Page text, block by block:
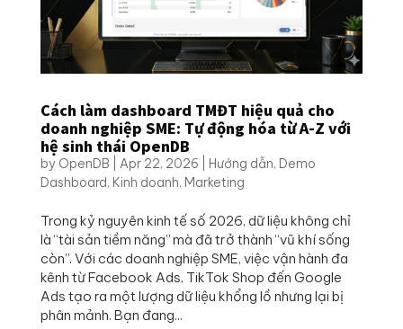
Cách làm dashboard TMĐT hiệu quả cho
doanh nghiệp SME: Tự động hóa từ A-Z với
hệ sinh thái OpenDB
by OpenDB Apr 22, 2026 Hướng dẫn, Demo
Dashboard, Kinh doanh, Marketing
Trong kỷ nguyên kinh tế số 2026, dữ liệu không chỉ
là “tài sản tiềm năng” mà đã trở thành “vũ khí sống
còn”. Với các doanh nghiệp SME, việc vận hành đa
kênh từ Facebook Ads, TikTok Shop đến Google
Ads tạo ra một lượng dữ liệu khổng lồ nhưng lại bị
phân mảnh. Bạn đang...